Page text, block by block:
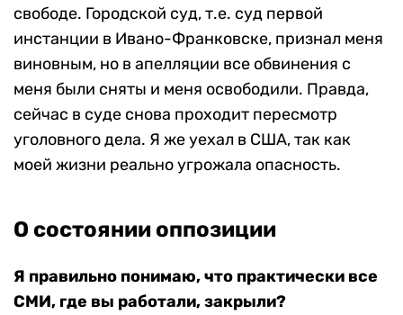
свободе. Городской суд, т.е. суд первой
инстанции в Ивано-Франковске, признал меня
виновным, но в апелляции все обвинения с
меня были сняты и меня освободили. Правда,
сейчас в суде снова проходит пересмотр
уголовного дела. Я же уехал в США, так как
моей жизни реально угрожала опасность.
О состоянии оппозиции
Я правильно понимаю, что практически все
СМИ, где вы работали, закрыли?